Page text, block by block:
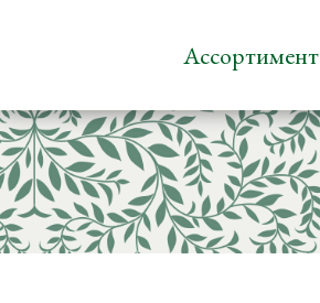
Ассортимент